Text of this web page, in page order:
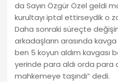
da Sayın Özgür Özel geldi
kurultayı iptal ettirseydik o
Daha sonraki süreçte
arkadaşların arasında kavga
ben 5 koyun aldım kavgası
yerinde para aldı orda para
mahkemeye taşındı” dedi.